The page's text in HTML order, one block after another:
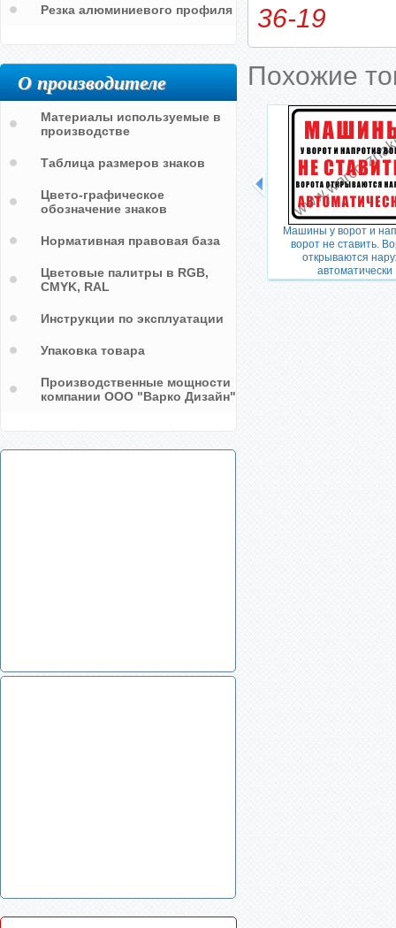
36-19
Похожие
Машины у ворот и
ворот не ставить.
открываются
автоматически
Резка алюминиевого профиля
О производителе
Материалы используемые в
производстве
Таблица размеров знаков
Цвето-графическое
обозначение знаков
Нормативная правовая база
Цветовые палитры в RGB,
CMYK, RAL
Инструкции по эксплуатации
Упаковка товара
Производственные мощности
компании ООО "Варко Дизайн"